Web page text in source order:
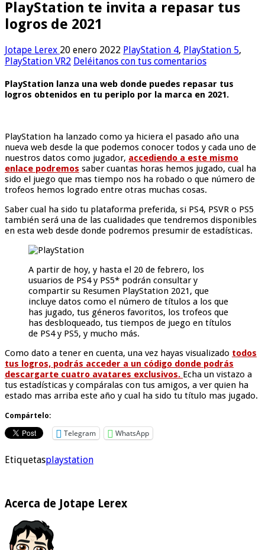
PlayStation te invita a repasar tus
logros de 2021
Jotape Lerex 20 enero 2022 PlayStation 4, PlayStation 5,
PlayStation VR2 Deléitanos con tus comentarios
PlayStation lanza una web donde puedes repasar tus
logros obtenidos en tu periplo por la marca en 2021.
PlayStation ha lanzado como ya hiciera el pasado año una
nueva web desde la que podemos conocer todos y cada uno de
nuestros datos como jugador, accediendo a este mismo
enlace podremos saber cuantas horas hemos jugado, cual ha
sido el juego que mas tiempo nos ha robado o que número de
trofeos hemos logrado entre otras muchas cosas.
Saber cual ha sido tu plataforma preferida, si PS4, PSVR o PS5
también será una de las cualidades que tendremos disponibles
en esta web desde donde podremos presumir de estadísticas.
A partir de hoy, y hasta el 20 de febrero, los
usuarios de PS4 y PS5* podrán consultar y
compartir su Resumen PlayStation 2021, que
incluye datos como el número de títulos a los que
has jugado, tus géneros favoritos, los trofeos que
has desbloqueado, tus tiempos de juego en títulos
de PS4 y PS5, y mucho más.
Como dato a tener en cuenta, una vez hayas visualizado todos
tus logros, podrás acceder a un código donde podrás
descargarte cuatro avatares exclusivos. Echa un vistazo a
tus estadísticas y compáralas con tus amigos, a ver quien ha
estado mas arriba este año y cual ha sido tu título mas jugado.
Compártelo:
Telegram WhatsApp
Etiquetasplaystation
Acerca de Jotape Lerex